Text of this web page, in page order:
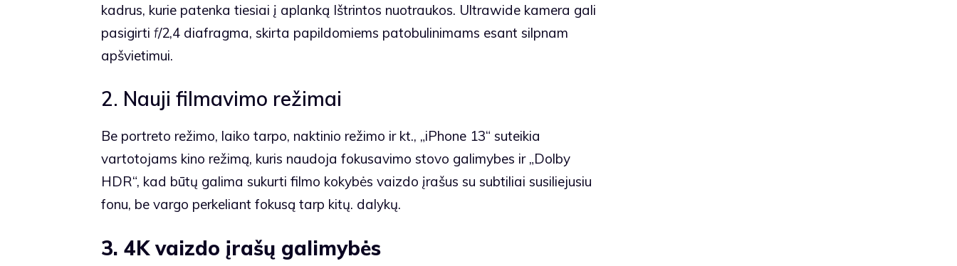
kadrus, kurie patenka tiesiai į aplanką Ištrintos nuotraukos. Ultrawide kamera gali
pasigirti f/2,4 diafragma, skirta papildomiems patobulinimams esant silpnam
apšvietimui.
2. Nauji filmavimo režimai
Be portreto režimo, laiko tarpo, naktinio režimo ir kt., „iPhone 13“ suteikia
vartotojams kino režimą, kuris naudoja fokusavimo stovo galimybes ir „Dolby
HDR“, kad būtų galima sukurti filmo kokybės vaizdo įrašus su subtiliai susiliejusiu
fonu, be vargo perkeliant fokusą tarp kitų. dalykų.
3. 4K vaizdo įrašų galimybės